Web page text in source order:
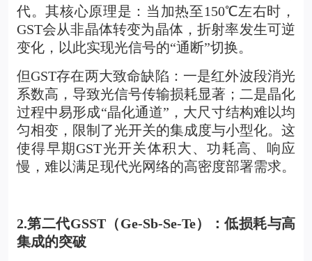
代。其核心原理是：当加热至150℃左右时，
GST会从非晶体转变为晶体，折射率发生可逆
变化，以此实现光信号的“通断”切换。
但GST存在两大致命缺陷：一是红外波段消光
系数高，导致光信号传输损耗显著；二是晶化
过程中易形成“晶化通道”，大尺寸结构难以均
匀相变，限制了光开关的集成度与小型化。这
使得早期GST光开关体积大、功耗高、响应
慢，难以满足现代光网络的高密度部署需求。
2.第二代GSST（Ge-Sb-Se-Te）：低损耗与高
集成的突破